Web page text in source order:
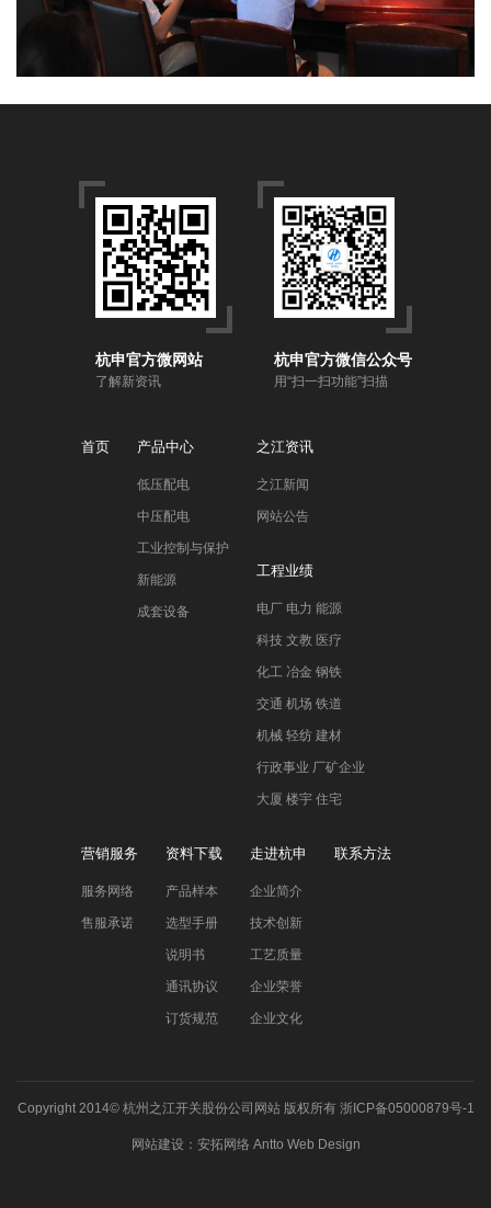
杭申官方微网站
了解新资讯
杭申官方微信公众号
用“扫一扫功能”扫描
首页 产品中心
低压配电
中压配电
工业控制与保护
新能源
成套设备
之江资讯
之江新闻
网站公告
工程业绩
电厂 电力 能源
科技 文教 医疗
化工 冶金 钢铁
交通 机场 铁道
机械 轻纺 建材
行政事业 厂矿企业
大厦 楼宇 住宅
营销服务
服务网络
售服承诺
资料下载
产品样本
选型手册
说明书
通讯协议
订货规范
走进杭申
企业简介
技术创新
工艺质量
企业荣誉
企业文化
联系方法
Copyright 2014© 杭州之江开关股份公司网站版权所有 浙ICP备05000879号-1
网站建设： 安拓网络 Antto Web Design